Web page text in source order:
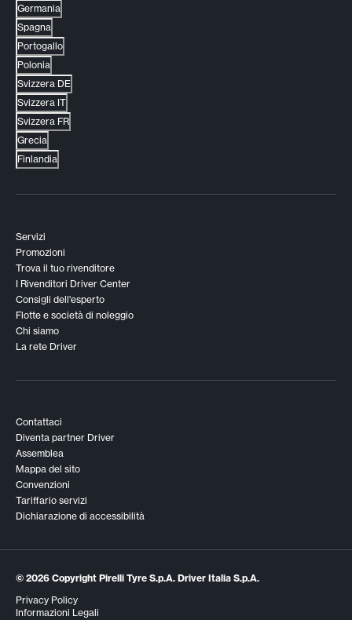
Germania
Spagna
Portogallo
Polonia
Svizzera DE
Svizzera IT
Svizzera FR
Grecia
Finlandia
Servizi
Promozioni
Trova il tuo rivenditore
I Rivenditori Driver Center
Consigli dell'esperto
Flotte e società di noleggio
Chi siamo
La rete Driver
Contattaci
Diventa partner Driver
Assemblea
Mappa del sito
Convenzioni
Tariffario servizi
Dichiarazione di accessibilità
© 2026 Copyright Pirelli Tyre S.p.A. Driver Italia S.p.A.
Privacy Policy
Informazioni Legali